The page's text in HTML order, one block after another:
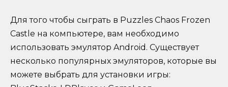
Для того чтобы сыграть в Puzzles Chaos Frozen
Castle на компьютере, вам необходимо
использовать эмулятор Android. Существует
несколько популярных эмуляторов, которые вы
можете выбрать для установки игры: